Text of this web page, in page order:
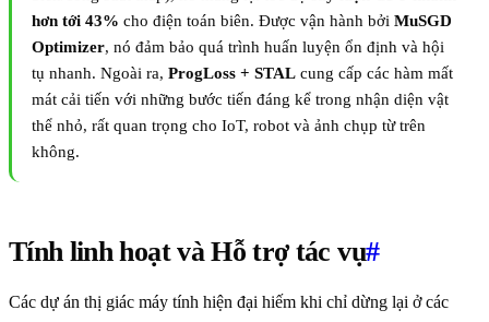
hơn tới 43% cho điện toán biên. Được vận hành bởi MuSGD
Optimizer, nó đảm bảo quá trình huấn luyện ổn định và hội
tụ nhanh. Ngoài ra, ProgLoss + STAL cung cấp các hàm mất
mát cải tiến với những bước tiến đáng kể trong nhận diện vật
thể nhỏ, rất quan trọng cho IoT, robot và ảnh chụp từ trên
không.
Tính linh hoạt và Hỗ trợ tác vụ#
Các dự án thị giác máy tính hiện đại hiếm khi chỉ dừng lại ở các